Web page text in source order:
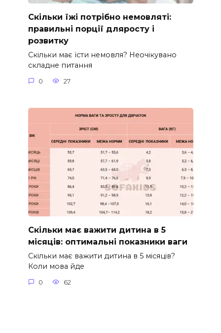
Скільки їжі потрібно немовляті:
правильні порції дляросту і
розвитку
Скільки має їсти немовля? Неочікувано
складне питання
0 27
Скільки має важити дитина в 5
місяців: оптимальні показники ваги
Скільки має важити дитина в 5 місяців?
Коли мова йде
0 62